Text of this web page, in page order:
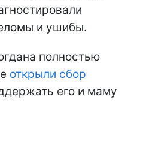
и ушибы.
полностью
открыли сбор
его и маму